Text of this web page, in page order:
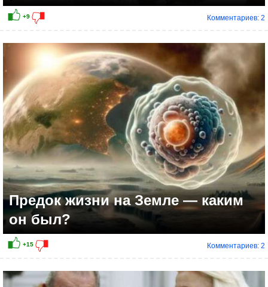
Комментариев: 2
Предок жизни на Земле — каким
он был?
Комментариев: 2